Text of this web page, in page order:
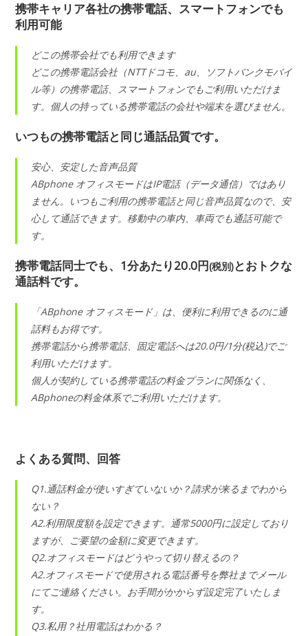
携帯キャリア各社の携帯電話、スマートフォンでも
利用可能
どこの携帯会社でも利用できます
どこの携帯電話会社（NTTドコモ、au、ソフトバンクモバイ
ル等）の携帯電話、スマートフォンでもご利用いただけま
す。個人の持っている携帯電話の会社や端末を選びません。
いつもの携帯電話と同じ通話品質です。
安心、安定した音声品質
ABphone オフィスモードはIP電話（データ通信）ではあり
ません。いつもご利用の携帯電話と同じ音声品質なので、安
心して通話できます。移動中の車内、車両でも通話可能で
す。
携帯電話同士でも、1分あたり20.0円(税別)とおトクな
通話料です。
「ABphone オフィスモード」は、便利に利用できるのに通
話料もお得です。
携帯電話から携帯電話、固定電話へは20.0円/1分(税込)でご
利用いただけます。
個人が契約している携帯電話の料金プランに関係なく、
ABphoneの料金体系でご利用いただけます。
よくある質問、回答
Q1.通話料金が使いすぎていないか？請求が来るまでわから
ない？
A2.利用限度額を設定できます。通常5000円に設定しており
ますが、ご要望の金額に変更できます。
Q2.オフィスモードはどうやって切り替えるの？
A2.オフィスモードで使用される電話番号を弊社までメール
にてご連絡ください。お手間がかからず設定完了いたしま
す。
Q3.私用？社用電話はわかる？